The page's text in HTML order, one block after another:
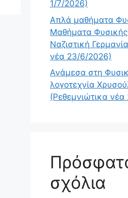
1/7/2026)
Απλά μαθήματα
Μαθήματα
Ναζιστική
νέα 23/6/2026)
Ανάμεσα στη
λογοτεχνία
(Ρεθεμνιώτικα
σχόλια